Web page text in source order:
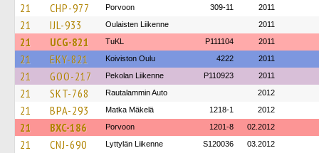
21 CHP-977 Porvoon 309-11 2011
21 IJL-933 Oulaisten Liikenne 2011
21 UCG-821 TuKL P111104 2011
21 EKY-821 Koiviston Oulu 4222 2011
21 GOO-217 Pekolan Liikenne P110923 2011
21 SKT-768 Rautalammin Auto 2012
21 BPA-293 Matka Mäkelä 1218-1 2012
21 BXC-186 Porvoon 1201-8 02.2012
21 CNJ-690 Lyttylän Liikenne S120036 03.2012